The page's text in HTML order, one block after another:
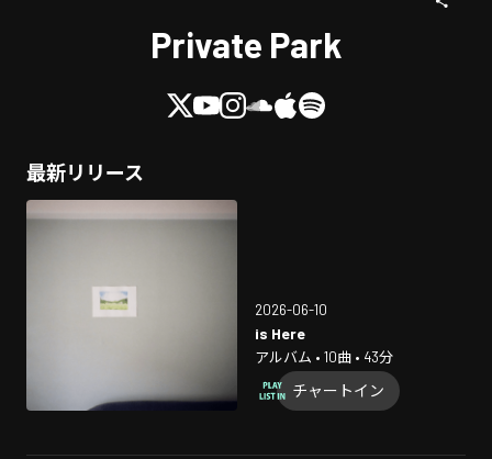
Private Park
最新リリース
2026-06-10
is Here
アルバム • 10曲 • 43分
チャートイン